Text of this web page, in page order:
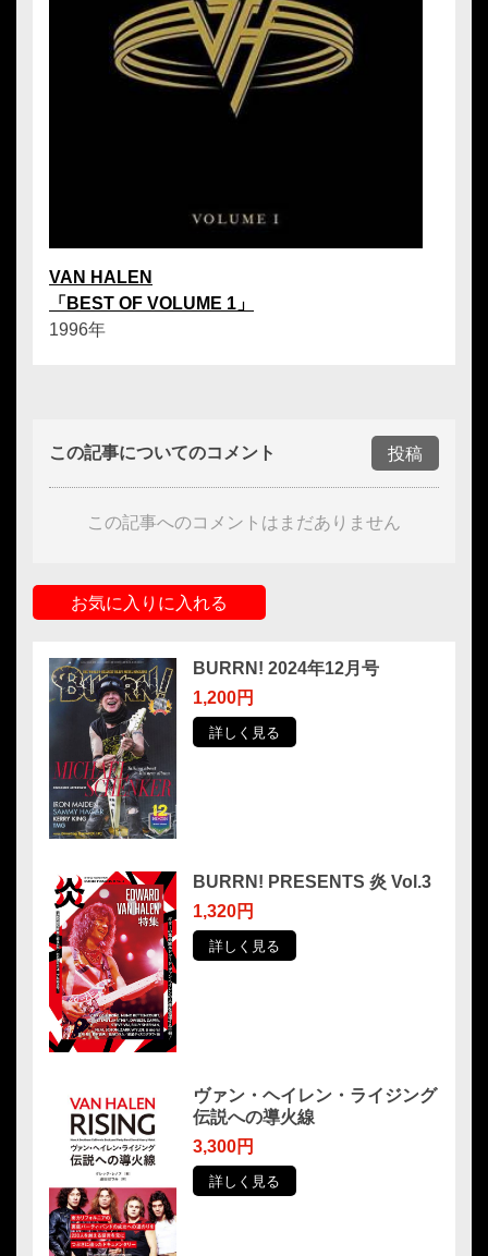
VAN HALEN
「BEST OF VOLUME 1」
1996年
この記事についてのコメント 投稿
この記事へのコメントはまだありません
お気に入りに入れる
BURRN! 2024年12月号
1,200円
詳しく見る
BURRN! PRESENTS 炎 Vol.3
1,320円
詳しく見る
ヴァン・ヘイレン・ライジング
伝説への導火線
3,300円
詳しく見る